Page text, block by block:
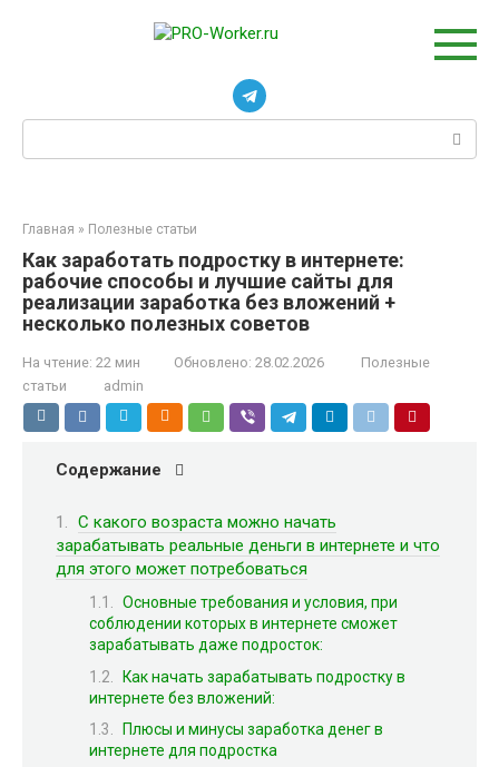
Главная » Полезные статьи
Как заработать подростку в интернете:
рабочие способы и лучшие сайты для
реализации заработка без вложений +
несколько полезных советов
На чтение: 22 мин Обновлено: 28.02.2026
Полезные
статьи
admin
Содержание
С какого возраста можно начать
зарабатывать реальные деньги в интернете и что
для этого может потребоваться
Основные требования и условия, при
соблюдении которых в интернете сможет
зарабатывать даже подросток:
Как начать зарабатывать подростку в
интернете без вложений:
Плюсы и минусы заработка денег в
интернете для подростка